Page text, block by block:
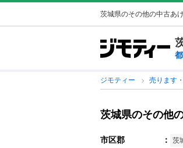
茨城県のその他の中古あ
ジモティー 売ります
茨城県のその他
市区郡 ： 茨